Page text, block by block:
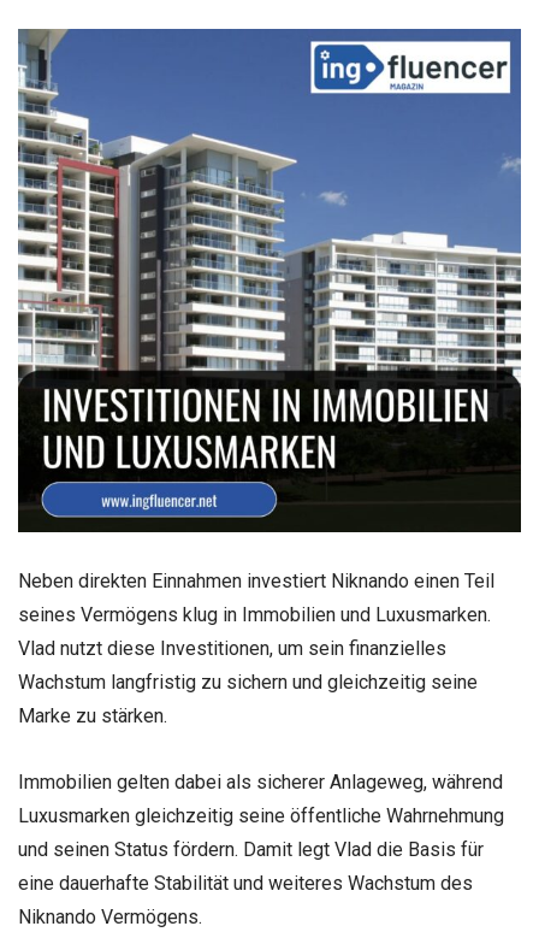
Neben direkten Einnahmen investiert Niknando einen Teil
seines Vermögens klug in Immobilien und Luxusmarken.
Vlad nutzt diese Investitionen, um sein finanzielles
Wachstum langfristig zu sichern und gleichzeitig seine
Marke zu stärken.
Immobilien gelten dabei als sicherer Anlageweg, während
Luxusmarken gleichzeitig seine öffentliche Wahrnehmung
und seinen Status fördern. Damit legt Vlad die Basis für
eine dauerhafte Stabilität und weiteres Wachstum des
Niknando Vermögens.